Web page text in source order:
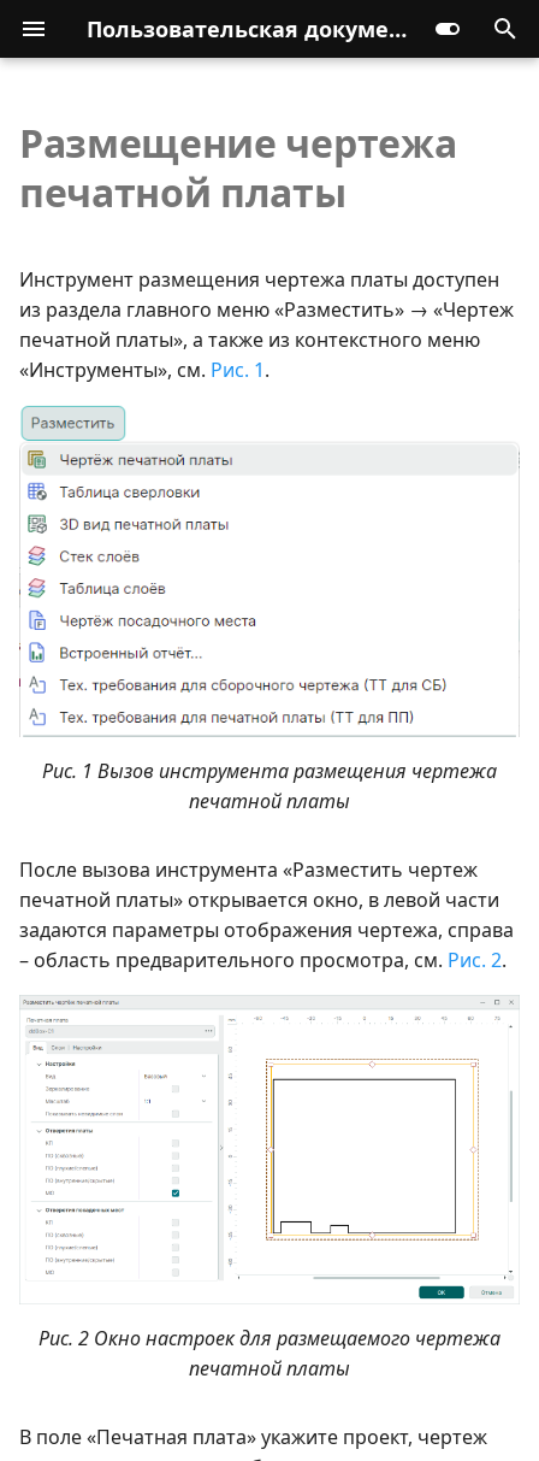
Пользовательская документация
Размещение чертежа
печатной платы
Инструмент размещения чертежа платы доступен
из раздела главного меню «Разместить» → «Чертеж
печатной платы», а также из контекстного меню
«Инструменты», см. Рис. 1.
Рис. 1 Вызов инструмента размещения чертежа
печатной платы
После вызова инструмента «Разместить чертеж
печатной платы» открывается окно, в левой части
задаются параметры отображения чертежа, справа
– область предварительного просмотра, см. Рис. 2.
Рис. 2 Окно настроек для размещаемого чертежа
печатной платы
В поле «Печатная плата» укажите проект, чертеж